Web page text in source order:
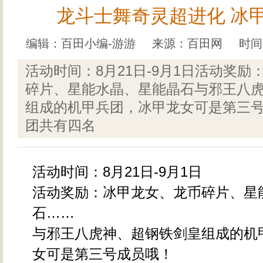
龙斗士舞奇灵超进化 冰
编辑：百田小编-游游 来源： 百田网 时
活动时间：8月21日-9月1日活动奖励
碎片、星能水晶、星能晶石与邪王八
组成的机甲兵团，冰甲龙女可是第三
团共有四名
活动时间：8月21日-9月1日
活动奖励：冰甲龙女、龙币碎片、星
石……
与邪王八虎神、超钢铁剑皇组成的机
女可是第三号成员哦！